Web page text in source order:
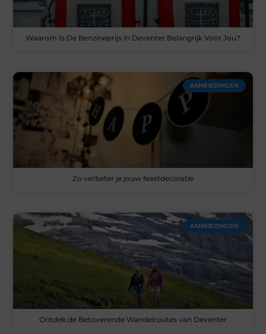
Waarom Is De Benzineprijs in Deventer Belangrijk Voor Jou?
AANBIEDINGEN
Zo verbeter je jouw feestdecoratie
AANBIEDINGEN
Ontdek de Betoverende Wandelroutes van Deventer